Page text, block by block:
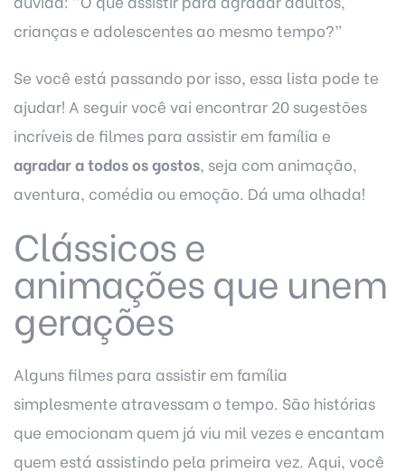
crianças e adolescentes ao mesmo tempo?”
Se você está passando por isso, essa lista pode te
ajudar! A seguir você vai encontrar 20 sugestões
incríveis de filmes para assistir em família e
agradar a todos os gostos, seja com animação,
aventura, comédia ou emoção. Dá uma olhada!
Clássicos e
animações que unem
gerações
Alguns filmes para assistir em família
simplesmente atravessam o tempo. São histórias
que emocionam quem já viu mil vezes e encantam
quem está assistindo pela primeira vez. Aqui, você